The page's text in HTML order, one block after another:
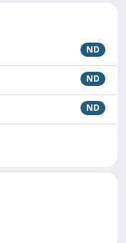
ND
ND
ND